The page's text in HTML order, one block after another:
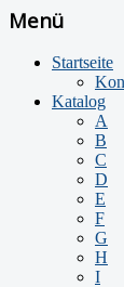
Menü
Startseite
Katalog
A
B
C
D
E
F
G
H
I